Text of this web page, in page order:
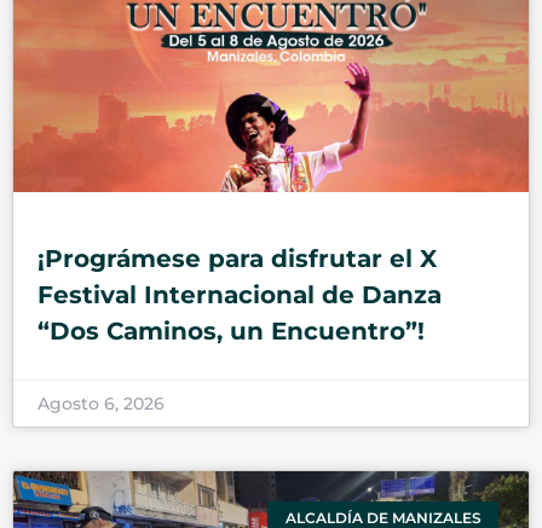
¡Prográmese para disfrutar el X
Festival Internacional de Danza
“Dos Caminos, un Encuentro”!
Agosto 6, 2026
ALCALDÍA DE MANIZALES